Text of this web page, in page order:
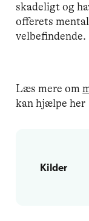
skadeligt og
offerets
velbefindende.
Læs mere om
kan hjælpe her
Kilder